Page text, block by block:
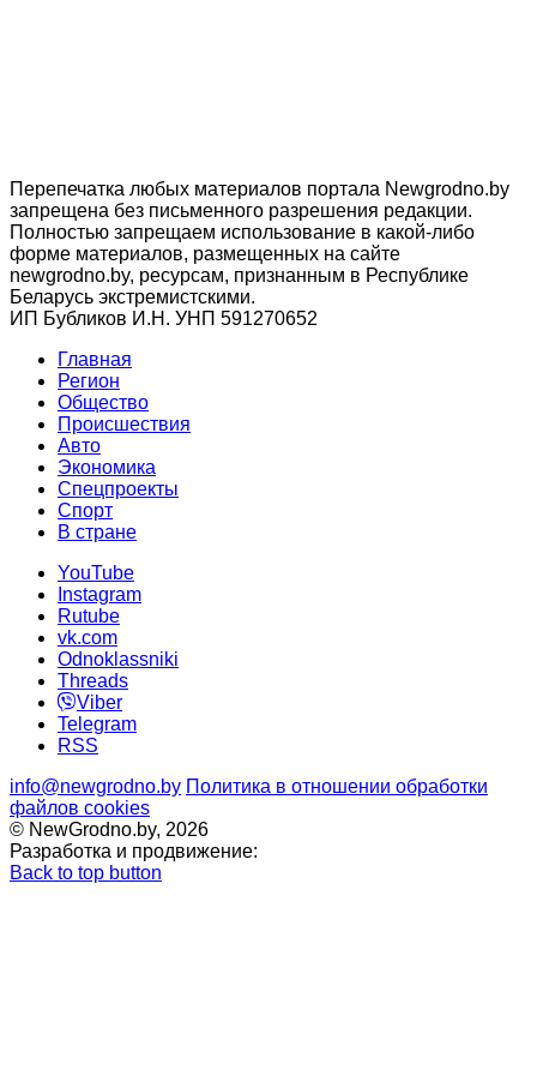
Перепечатка любых материалов портала Newgrodno.by
запрещена без письменного разрешения редакции.
Полностью запрещаем использование в какой-либо
форме материалов, размещенных на сайте
newgrodno.by, ресурсам, признанным в Республике
Беларусь экстремистскими.
ИП Бубликов И.Н. УНП 591270652
Главная
Регион
Общество
Происшествия
Авто
Экономика
Спецпроекты
Cпорт
В стране
YouTube
Instagram
Rutube
vk.com
Odnoklassniki
Threads
Viber
Telegram
RSS
info@newgrodno.by Политика в отношении обработки
файлов cookies
© NewGrodno.by, 2026
Разработка и продвижение:
Back to top button